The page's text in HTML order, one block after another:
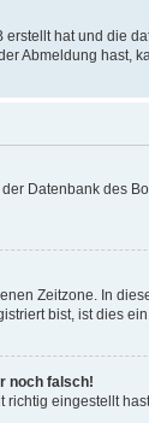
hat und die
Abmeldung hast,
Datenbank des
Zeitzone. In
bist, ist dies
noch falsch!
eingestellt